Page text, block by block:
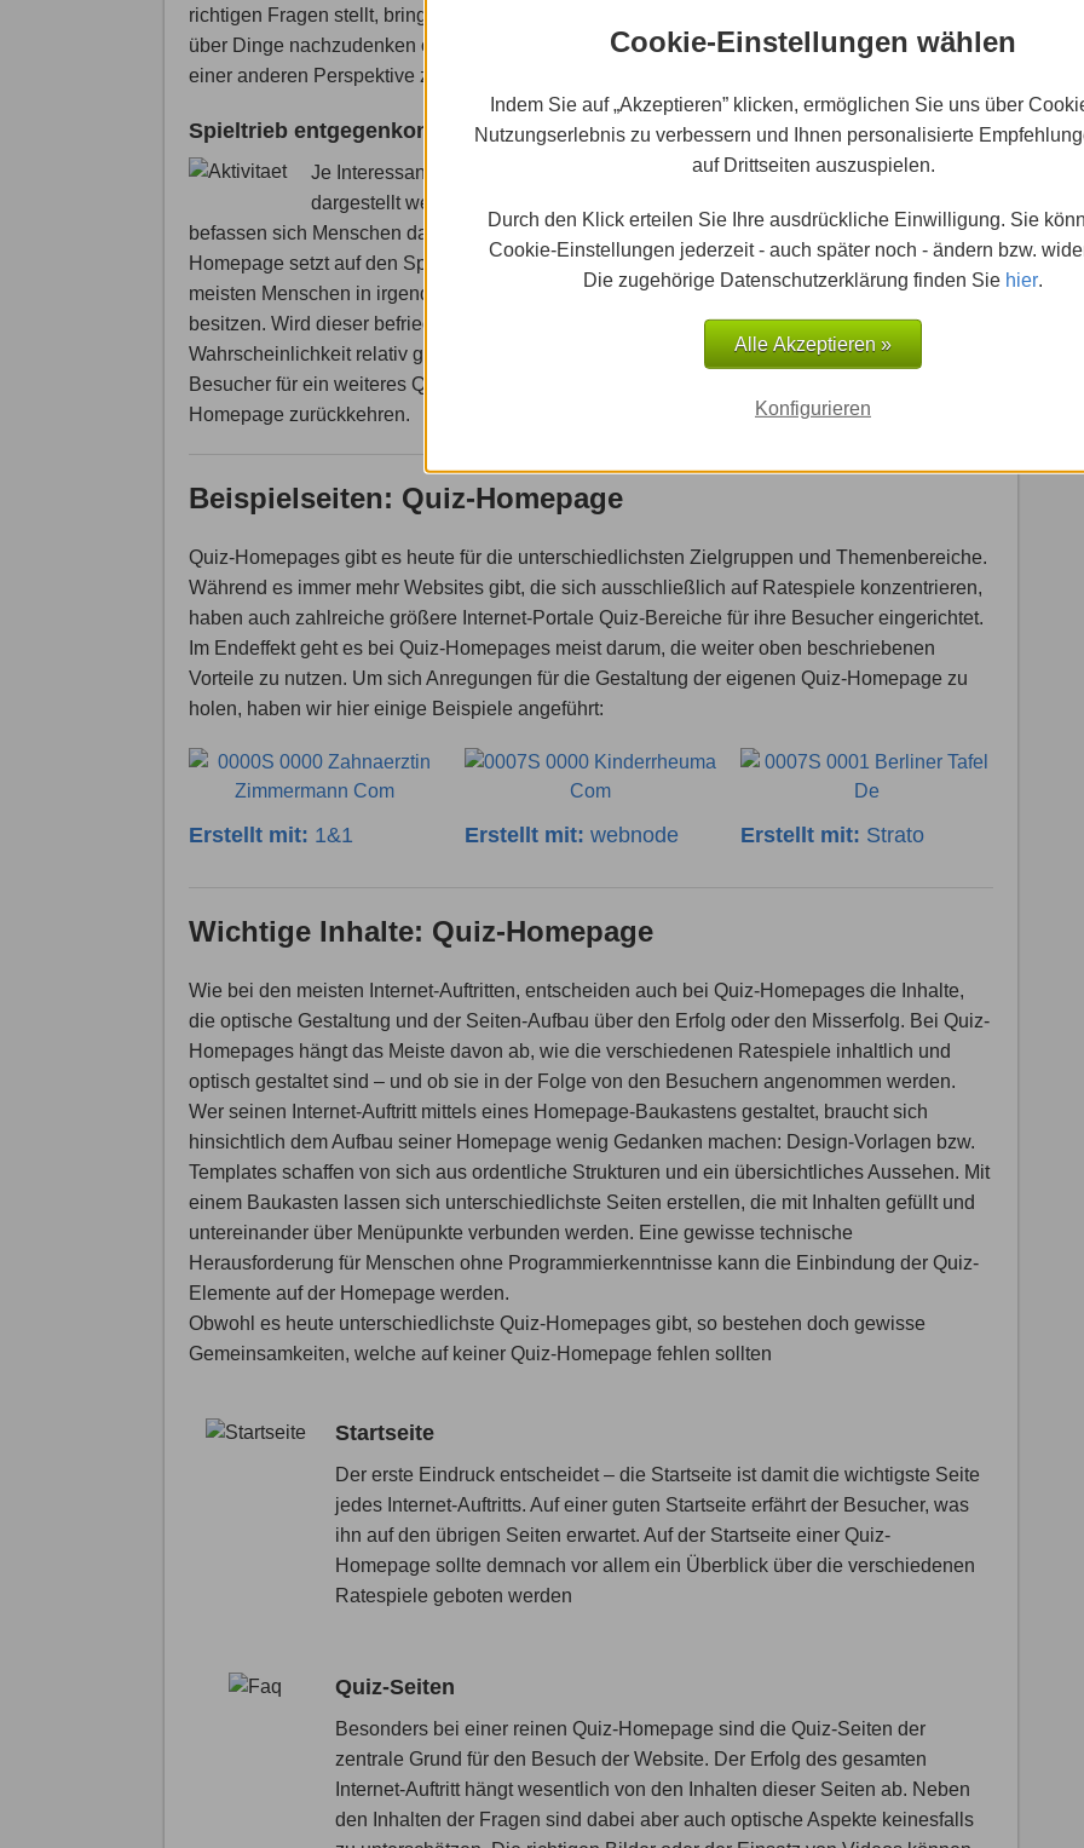
Cookie-Einstellungen wählen
Indem Sie auf „Akzeptieren” klicken, ermöglichen Sie uns über
Nutzungserlebnis zu verbessern und Ihnen personalisierte
auf Drittseiten auszuspielen.
Durch den Klick erteilen Sie Ihre ausdrückliche Einwilligung. Sie
Cookie-Einstellungen jederzeit - auch später noch - ändern bzw.
Die zugehörige Datenschutzerklärung finden Sie hier.
Alle Akzeptieren »
Konfigurieren
richtigen Fragen stellt, bringt Menschen dazu,
über Dinge nachzudenken oder Dinge aus
einer anderen Perspektive zu betrachten.
Spieltrieb entgegenkommen
Je Interessanter Inhalte
dargestellt werden, desto eher
befassen sich Menschen damit. Eine Quiz-
Homepage setzt auf den Spieltrieb, den die
meisten Menschen in irgendeiner Form
besitzen. Wird dieser befriedigt, ist die
Wahrscheinlichkeit relativ groß, dass
Besucher für ein weiteres Quiz auf die Quiz-
Homepage zurückkehren.
Werbebotschaften unterbringen
Homepage-Besucher die Quiz-
einem bestimmten Thema ihre volle
Aufmerksamkeit. Wer zwischen den
einzelnen Quizfragen bzw. um das Quiz
herum Werbung positioniert, kann sich der
Aufmerksamkeit der Homepage-Besucher
Beispielseiten: Quiz-Homepage
Quiz-Homepages gibt es heute für die unterschiedlichsten Zielgruppen und Themenbereiche.
Während es immer mehr Websites gibt, die sich ausschließlich auf Ratespiele konzentrieren,
haben auch zahlreiche größere Internet-Portale Quiz-Bereiche für ihre Besucher eingerichtet.
Im Endeffekt geht es bei Quiz-Homepages meist darum, die weiter oben beschriebenen
Vorteile zu nutzen. Um sich Anregungen für die Gestaltung der eigenen Quiz-Homepage zu
holen, haben wir hier einige Beispiele angeführt:
Erstellt mit: 1&1 Erstellt mit:webnode Erstellt mit: Strato
Wichtige Inhalte: Quiz-Homepage
Wie bei den meisten Internet-Auftritten, entscheiden auch bei Quiz-Homepages die Inhalte,
die optische Gestaltung und der Seiten-Aufbau über den Erfolg oder den Misserfolg. Bei Quiz-
Homepages hängt das Meiste davon ab, wie die verschiedenen Ratespiele inhaltlich und
optisch gestaltet sind – und ob sie in der Folge von den Besuchern angenommen werden.
Wer seinen Internet-Auftritt mittels eines Homepage-Baukastens gestaltet, braucht sich
hinsichtlich dem Aufbau seiner Homepage wenig Gedanken machen: Design-Vorlagen bzw.
Templates schaffen von sich aus ordentliche Strukturen und ein übersichtliches Aussehen. Mit
einem Baukasten lassen sich unterschiedlichste Seiten erstellen, die mit Inhalten gefüllt und
untereinander über Menüpunkte verbunden werden. Eine gewisse technische
Herausforderung für Menschen ohne Programmierkenntnisse kann die Einbindung der Quiz-
Elemente auf der Homepage werden.
Obwohl es heute unterschiedlichste Quiz-Homepages gibt, so bestehen doch gewisse
Gemeinsamkeiten, welche auf keiner Quiz-Homepage fehlen sollten
Startseite
Der erste Eindruck entscheidet – die Startseite ist damit die wichtigste Seite
jedes Internet-Auftritts. Auf einer guten Startseite erfährt der Besucher, was
ihn auf den übrigen Seiten erwartet. Auf der Startseite einer Quiz-
Homepage sollte demnach vor allem ein Überblick über die verschiedenen
Ratespiele geboten werden
Quiz-Seiten
Besonders bei einer reinen Quiz-Homepage sind die Quiz-Seiten der
zentrale Grund für den Besuch der Website. Der Erfolg des gesamten
Internet-Auftritt hängt wesentlich von den Inhalten dieser Seiten ab. Neben
den Inhalten der Fragen sind dabei aber auch optische Aspekte keinesfalls